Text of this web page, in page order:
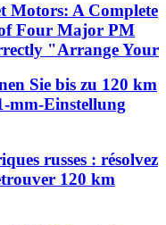
Motors: A Complete
Four Major PM
"Arrange Your
Sie bis zu 120 km
mm-Einstellung
russes : résolvez
120 km